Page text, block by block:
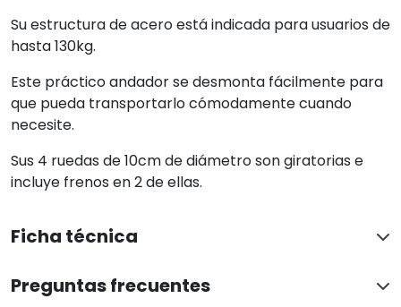
Su estructura de acero está indicada para usuarios de
hasta 130kg.
Este práctico andador se desmonta fácilmente para
que pueda transportarlo cómodamente cuando
necesite.
Sus 4 ruedas de 10cm de diámetro son giratorias e
incluye frenos en 2 de ellas.
Ficha técnica
Preguntas frecuentes